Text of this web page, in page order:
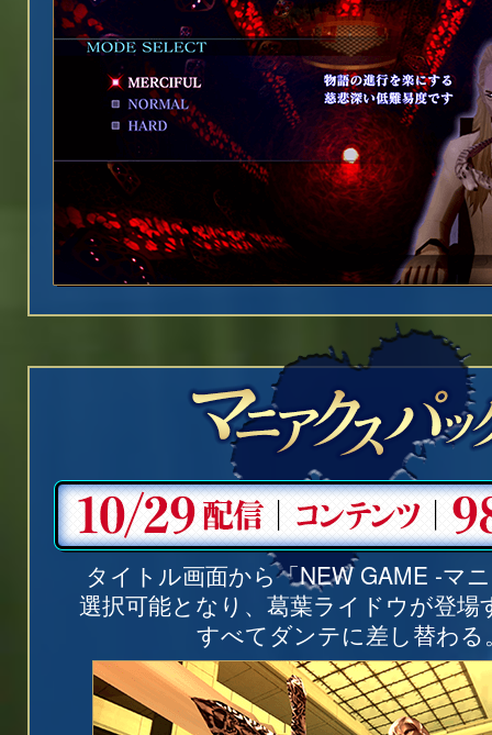
タイトル画面から「NEW GAME -マ
選択可能となり、葛葉ライドウが登場
すべてダンテに差し替わる